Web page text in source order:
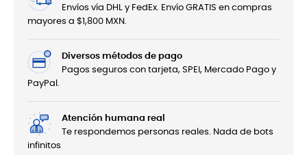
Envíos vía DHL y FedEx. Envío GRATIS en compras
mayores a $1,800 MXN.
Diversos métodos de pago
Pagos seguros con tarjeta, SPEI, Mercado Pago y
PayPal.
Atención humana real
Te respondemos personas reales. Nada de bots
infinitos